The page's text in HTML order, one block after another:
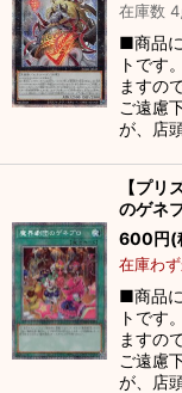
在庫数 4
■商品
トです
ますの
ご遠慮
が、店
【プリ
のゲネ
600円(
在庫わ
■商品
トです
ますの
ご遠慮
が、店